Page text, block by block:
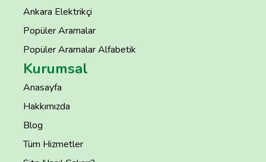
Ankara Elektrikçi
Popüler Aramalar
Popüler Aramalar Alfabetik
Kurumsal
Anasayfa
Hakkımızda
Blog
Tüm Hizmetler